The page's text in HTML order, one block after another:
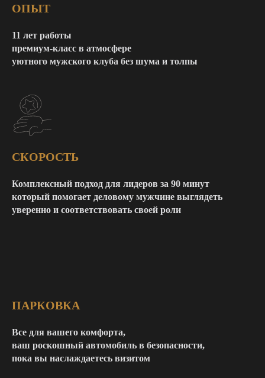
ОПЫТ
11 лет работы
премиум-класс в атмосфере
уютного мужского клуба без шума и толпы
СКОРОСТЬ
Комплексный подход для лидеров за 90 минут
который помогает деловому мужчине выглядеть
уверенно и соответствовать своей роли
ПАРКОВКА
Все для вашего комфорта,
ваш роскошный автомобиль в безопасности,
пока вы наслаждаетесь визитом